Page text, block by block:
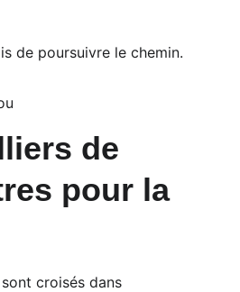
de poursuivre le chemin.
de
pour la
croisés dans